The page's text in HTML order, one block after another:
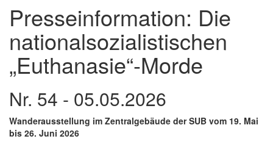
Presseinformation: Die
nationalsozialistischen
„Euthanasie“-Morde
Nr. 54 - 05.05.2026
Wanderausstellung im Zentralgebäude der SUB vom 19. Mai
bis 26. Juni 2026